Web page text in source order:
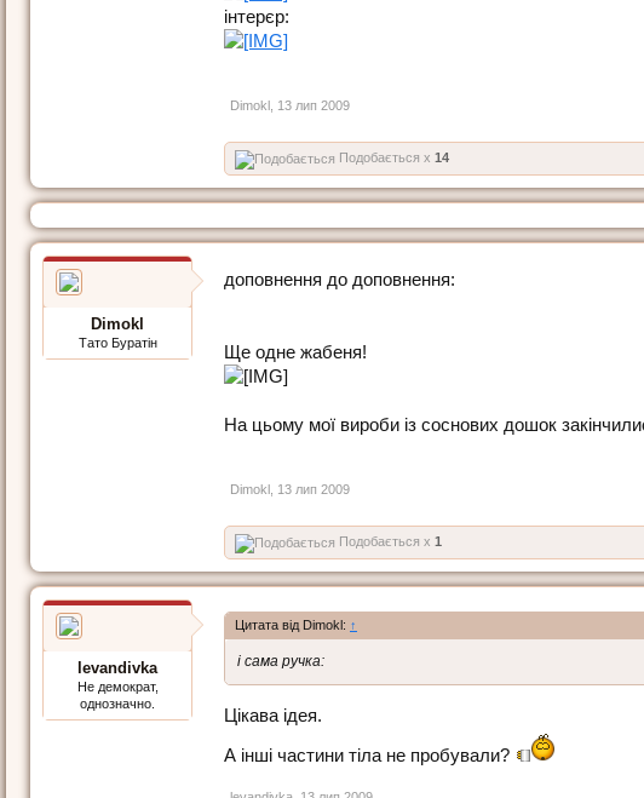
інтерєр:
Dimokl 13 лип 2009
Подобається x 14
Dimokl
Тато Буратін
доповнення до доповнення:
Ще одне жабеня!
На цьому мої вироби із соснових дошок
Dimokl 13 лип 2009
Подобається x 1
levandivka
Не демократ,
однозначно.
Цитата від Dimokl: ↑
і сама ручка:
Цікава ідея.
А інші частини тіла не пробували?